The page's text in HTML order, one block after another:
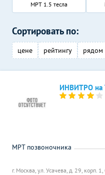
МРТ 1.5 тесла
Сортировать по:
цене рейтингу рядом
ИНВИТРО на
г. Москва, ул. Усачева, д. 29, корп. 1,
МРТ позвоночника